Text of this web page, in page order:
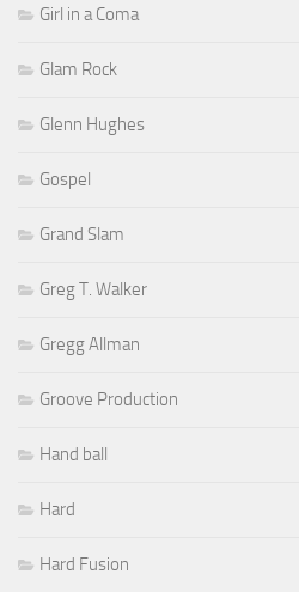
Girl in a Coma
Glam Rock
Glenn Hughes
Gospel
Grand Slam
Greg T. Walker
Gregg Allman
Groove Production
Hand ball
Hard
Hard Fusion